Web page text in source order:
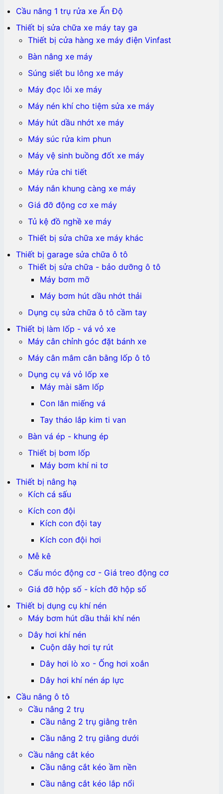
Cầu nâng 1 trụ rửa xe Ấn Độ
Thiết bị sửa chữa xe máy tay ga
Thiết bị cửa hàng xe máy điện Vinfast
Bàn nâng xe máy
Súng siết bu lông xe máy
Máy đọc lỗi xe máy
Máy nén khí cho tiệm sửa xe máy
Máy hút dầu nhớt xe máy
Máy súc rửa kim phun
Máy vệ sinh buồng đốt xe máy
Máy rửa chi tiết
Máy nắn khung càng xe máy
Giá đỡ động cơ xe máy
Tủ kệ đồ nghề xe máy
Thiết bị sửa chữa xe máy khác
Thiết bị garage sửa chữa ô tô
Thiết bị sửa chữa - bảo dưỡng ô tô
Máy bơm mỡ
Máy bơm hút dầu nhớt thải
Dụng cụ sửa chữa ô tô cầm tay
Thiết bị làm lốp - vá vỏ xe
Máy cân chỉnh góc đặt bánh xe
Máy cân mâm cân bằng lốp ô tô
Dụng cụ vá vỏ lốp xe
Máy mài săm lốp
Con lăn miếng vá
Tay tháo lắp kim ti van
Bàn vá ép - khung ép
Thiết bị bơm lốp
Máy bơm khí ni tơ
Thiết bị nâng hạ
Kích cá sấu
Kích con đội
Kích con đội tay
Kích con đội hơi
Mễ kê
Cẩu móc động cơ - Giá treo động cơ
Giá đỡ hộp số - kích đỡ hộp số
Thiết bị dụng cụ khí nén
Máy bơm hút dầu thải khí nén
Dây hơi khí nén
Cuộn dây hơi tự rút
Dây hơi lò xo - Ống hơi xoắn
Dây hơi khí nén áp lực
Cầu nâng ô tô
Cầu nâng 2 trụ
Cầu nâng 2 trụ giằng trên
Cầu nâng 2 trụ giằng dưới
Cầu nâng cắt kéo
Cầu nâng cắt kéo ầm nền
Cầu nâng cắt kéo lắp nổi